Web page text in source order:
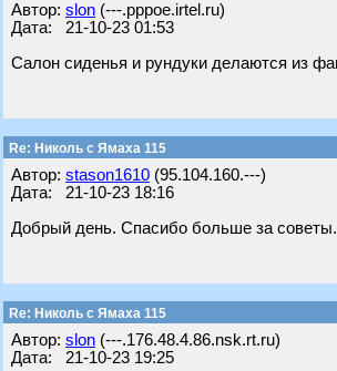
Автор: slon (---.pppoe.irtel.ru)
Дата: 21-10-23 01:53
Салон сиденья и рундуки делаются из
Re: Николь с Ямаха 115
Автор: stason1610 (95.104.160.---)
Дата: 21-10-23 18:16
Добрый день. Спасибо больше за советы.
Re: Николь с Ямаха 115
Автор: slon (---.176.48.4.86.nsk.rt.ru)
Дата: 21-10-23 19:25